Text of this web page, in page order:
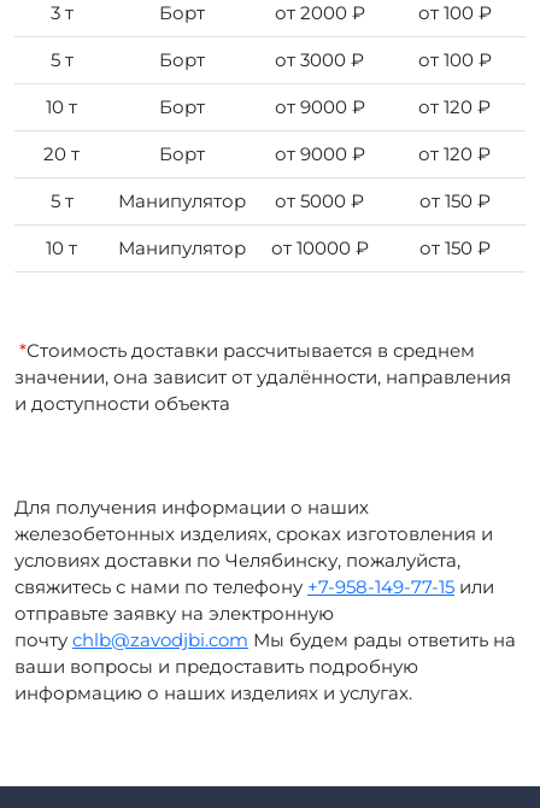
3 т Борт от 2000 ₽ от 100 ₽
5 т Борт от 3000 ₽ от 100 ₽
10 т Борт от 9000 ₽ от 120 ₽
20 т Борт от 9000 ₽ от 120 ₽
5 т Манипулятор от 5000 ₽ от 150 ₽
10 т Манипулятор от 10000 ₽ от 150 ₽
*Стоимость доставки рассчитывается в среднем
значении, она зависит от удалённости, направления
и доступности объекта
Для получения информации о наших
железобетонных изделиях, сроках изготовления и
условиях доставки по Челябинску, пожалуйста,
свяжитесь с нами по телефону +7-958-149-77-15 или
отправьте заявку на электронную
почту chlb@zavodjbi.com Мы будем рады ответить на
ваши вопросы и предоставить подробную
информацию о наших изделиях и услугах.